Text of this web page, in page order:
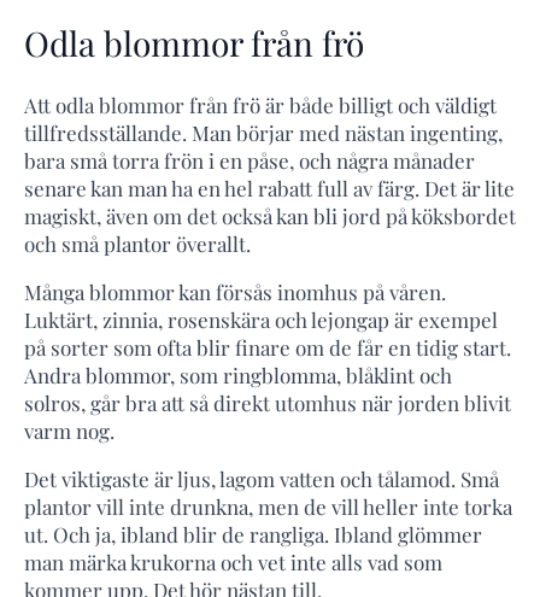
Odla blommor från frö
Att odla blommor från frö är både billigt och väldigt
tillfredsställande. Man börjar med nästan ingenting,
bara små torra frön i en påse, och några månader
senare kan man ha en hel rabatt full av färg. Det är lite
magiskt, även om det också kan bli jord på köksbordet
och små plantor överallt.
Många blommor kan försås inomhus på våren.
Luktärt, zinnia, rosenskära och lejongap är exempel
på sorter som ofta blir finare om de får en tidig start.
Andra blommor, som ringblomma, blåklint och
solros, går bra att så direkt utomhus när jorden blivit
varm nog.
Det viktigaste är ljus, lagom vatten och tålamod. Små
plantor vill inte drunkna, men de vill heller inte torka
ut. Och ja, ibland blir de rangliga. Ibland glömmer
man märka krukorna och vet inte alls vad som
kommer upp. Det hör nästan till.